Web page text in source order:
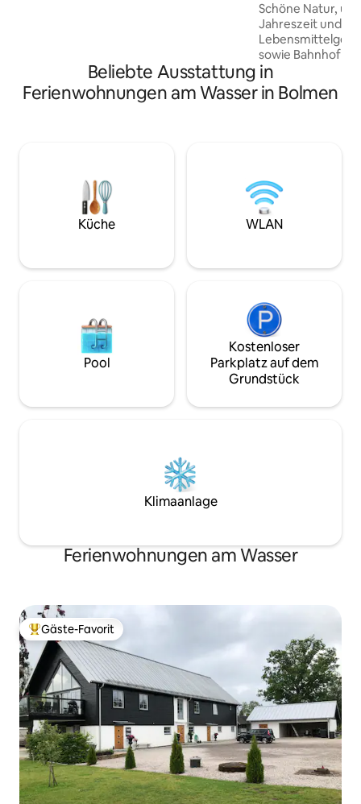
für 130 SEK oder 13 Euro/Set zur
Verfügung gestellt. Buchen Sie vor der
Ankunft und zahlen Sie bar. Die
kostenlos. Motorverleih 1000 SEK/100
Schöne Natur,
Jahreszeit und
sowie Bahnhof
befinden sich im
haben Zugang
Kajaks und
nordische Tiere
Luchse und
in ihrer
Öffnungszeiten
Beliebte Ausstattung in
Ferienwohnungen am Wasser in Bolmen
Küche WLAN
Pool
Kostenloser
Parkplatz auf dem
Grundstück
Klimaanlage
Ferienwohnungen am Wasser
Beliebter Gäste-Favorit.
Gäste-Favorit